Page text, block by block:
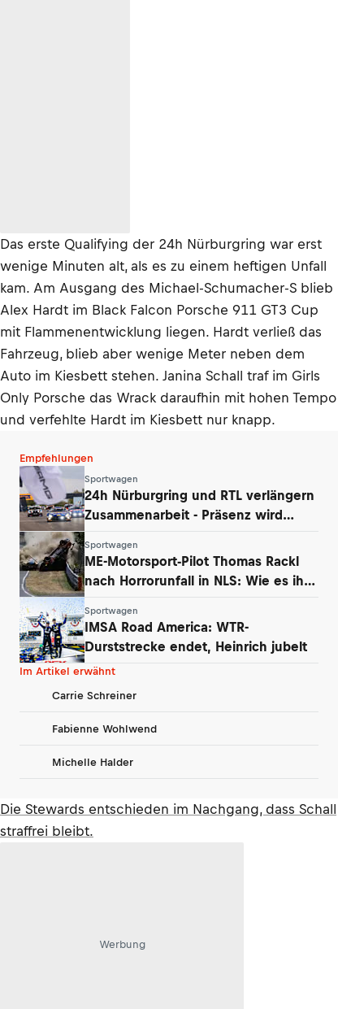
Das erste Qualifying der 24h Nürburgring war erst
wenige Minuten alt, als es zu einem heftigen Unfall
kam. Am Ausgang des Michael-Schumacher-S blieb
Alex Hardt im Black Falcon Porsche 911 GT3 Cup
mit Flammenentwicklung liegen. Hardt verließ das
Fahrzeug, blieb aber wenige Meter neben dem
Auto im Kiesbett stehen. Janina Schall traf im Girls
Only Porsche das Wrack daraufhin mit hohen Tempo
und verfehlte Hardt im Kiesbett nur knapp.
Empfehlungen
Sportwagen
24h Nürburgring und RTL verlängern
Zusammenarbeit - Präsenz wird
Sportwagen
ME-Motorsport-Pilot Thomas Rackl
nach Horrorunfall in NLS: Wie es ihm
Sportwagen
IMSA Road America: WTR-
Durststrecke endet, Heinrich jubelt
Im Artikel erwähnt
Carrie Schreiner
Fabienne Wohlwend
Michelle Halder
Die Stewards entschieden im Nachgang, dass Schall
straffrei bleibt.
Werbung